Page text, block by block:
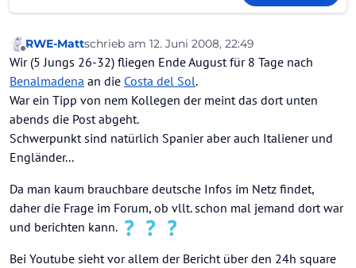
Offline
RWE-Mattschrieb am 12. Juni 2008, 22:49
zuletzt editiert von
Wir (5 Jungs 26-32) fliegen Ende August für 8 Tage nach
Benalmadena an die Costa del Sol.
War ein Tipp von nem Kollegen der meint das dort unten
abends die Post abgeht.
Schwerpunkt sind natürlich Spanier aber auch Italiener und
Engländer...
Da man kaum brauchbare deutsche Infos im Netz findet,
daher die Frage im Forum, ob vllt. schon mal jemand dort war
und berichten kann.
Bei Youtube sieht vor allem der Bericht über den 24h square